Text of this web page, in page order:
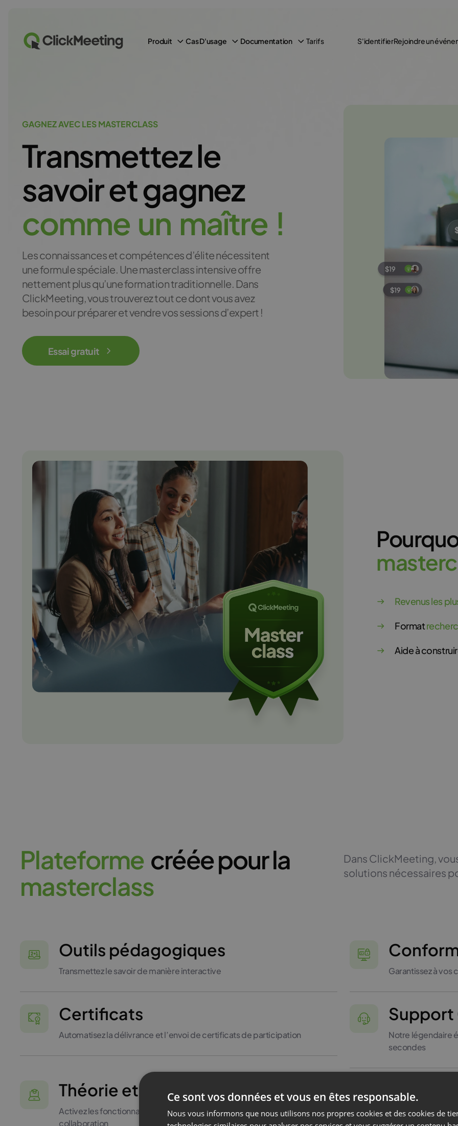
Produit Cas D'usage Documentation Tarifs S'identifierRejoindre un
GAGNEZ AVEC LES MASTERCLASS
Transmettez le
savoir et gagnez
comme un maître !
Les connaissances et compétences d’élite nécessitent
une formule spéciale. Une masterclass intensive offre
nettement plus qu’une formation traditionnelle. Dans
ClickMeeting, vous trouverez tout ce dont vous avez
besoin pour préparer et vendre vos sessions d’expert !
Essai gratuit
masterc
Revenus les
Format
Aide à
Plateforme créée pour la
masterclass
Dans ClickMeeting,
solutions nécessaires
Outils pédagogiques
Transmettez le savoir de manière interactive Garantissez à
Certificats
Automatisez la délivrance et l’envoi de certificats de participation
Support
Notre légendaire
secondes
Théorie et pratique
Activez les fonctionnalités prenant en charge la création de projets et la
collaboration
Connectez-vous
Ce sont vos données et vous en êtes responsable.
Nous vous informons que nous utilisons nos propres cookies et des cookies de